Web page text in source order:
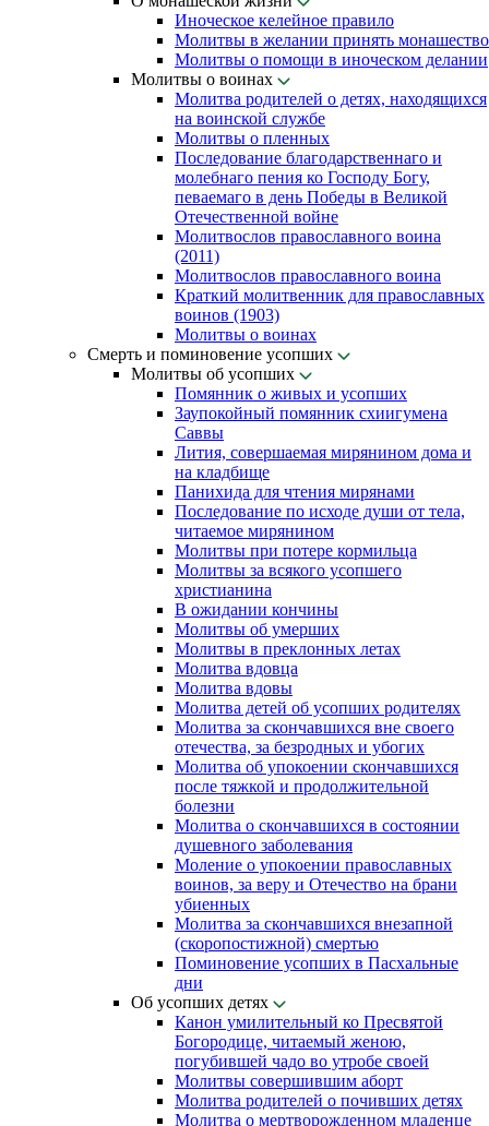
Иноческое келейное правило
Молитвы в желании принять монашество
Молитвы о помощи в иноческом делании
Молитвы о воинах
Молитва родителей о детях, находящихся
на воинской службе
Молитвы о пленных
Последование благодарственнаго и
молебнаго пения ко Господу Богу,
певаемаго в день Победы в Великой
Отечественной войне
Молитвослов православного воина
(2011)
Молитвослов православного воина
Краткий молитвенник для православных
воинов (1903)
Молитвы о воинах
Смерть и поминовение усопших
Молитвы об усопших
Помянник о живых и усопших
Заупокойный помянник схиигумена
Саввы
Лития, совершаемая мирянином дома и
на кладбище
Панихида для чтения мирянами
Последование по исходе души от тела,
читаемое мирянином
Молитвы при потере кормильца
Молитвы за всякого усопшего
христианина
В ожидании кончины
Молитвы об умерших
Молитвы в преклонных летах
Молитва вдовца
Молитва вдовы
Молитва детей об усопших родителях
Молитва за скончавшихся вне своего
отечества, за безродных и убогих
Молитва об упокоении скончавшихся
после тяжкой и продолжительной
болезни
Молитва о скончавшихся в состоянии
душевного заболевания
Моление о упокоении православных
воинов, за веру и Отечество на брани
убиенных
Молитва за скончавшихся внезапной
(скоропостижной) смертью
Поминовение усопших в Пасхальные
дни
Об усопших детях
Канон умилительный ко Пресвятой
Богородице, читаемый женою,
погубившей чадо во утробе своей
Молитвы совершившим аборт
Молитва родителей о почивших детях
Молитва о мертворожденном младенце